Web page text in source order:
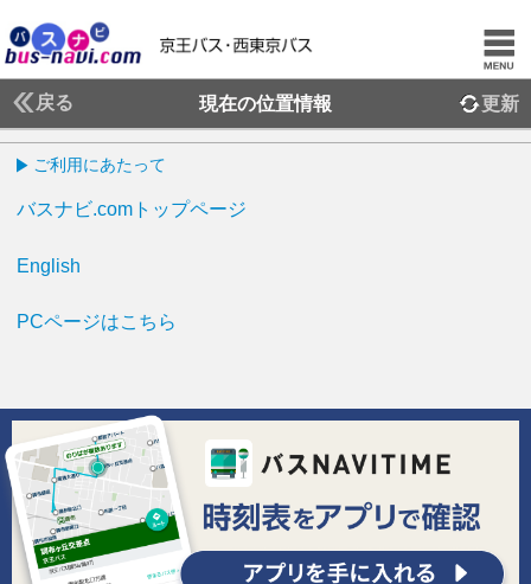
戻る 現在の位置情報 更新
ご利用にあたって
バスナビ.comトップページ
English
PCページはこちら